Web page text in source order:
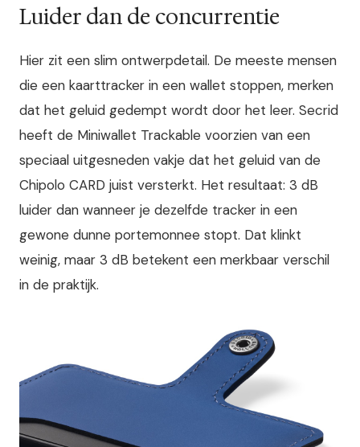
Luider dan de concurrentie
Hier zit een slim ontwerpdetail. De meeste mensen
die een kaarttracker in een wallet stoppen, merken
dat het geluid gedempt wordt door het leer. Secrid
heeft de Miniwallet Trackable voorzien van een
speciaal uitgesneden vakje dat het geluid van de
Chipolo CARD juist versterkt. Het resultaat: 3 dB
luider dan wanneer je dezelfde tracker in een
gewone dunne portemonnee stopt. Dat klinkt
weinig, maar 3 dB betekent een merkbaar verschil
in de praktijk.